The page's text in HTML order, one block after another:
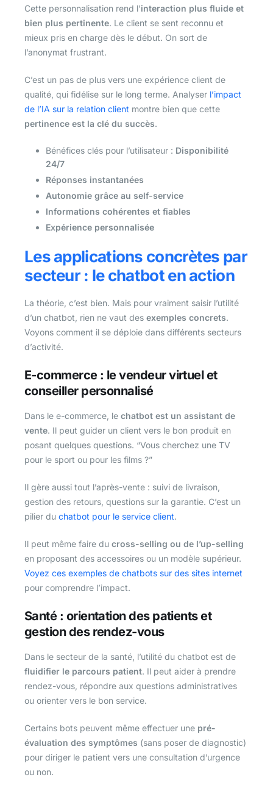
Cette personnalisation rend l’interaction plus fluide et
bien plus pertinente. Le client se sent reconnu et
mieux pris en charge dès le début. On sort de
l’anonymat frustrant.
C’est un pas de plus vers une expérience client de
qualité, qui fidélise sur le long terme. Analyser l’impact
de l’IA sur la relation client montre bien que cette
pertinence est la clé du succès.
Bénéfices clés pour l’utilisateur : Disponibilité
24/7
Réponses instantanées
Autonomie grâce au self-service
Informations cohérentes et fiables
Expérience personnalisée
Les applications concrètes par
secteur : le chatbot en action
La théorie, c’est bien. Mais pour vraiment saisir l’utilité
d’un chatbot, rien ne vaut des exemples concrets.
Voyons comment il se déploie dans différents secteurs
d’activité.
E-commerce : le vendeur virtuel et
conseiller personnalisé
Dans le e-commerce, le chatbot est un assistant de
vente. Il peut guider un client vers le bon produit en
posant quelques questions. “Vous cherchez une TV
pour le sport ou pour les films ?”
Il gère aussi tout l’après-vente : suivi de livraison,
gestion des retours, questions sur la garantie. C’est un
pilier du chatbot pour le service client.
Il peut même faire du cross-selling ou de l’up-selling
en proposant des accessoires ou un modèle supérieur.
Voyez ces exemples de chatbots sur des sites internet
pour comprendre l’impact.
Santé : orientation des patients et
gestion des rendez-vous
Dans le secteur de la santé, l’utilité du chatbot est de
fluidifier le parcours patient. Il peut aider à prendre
rendez-vous, répondre aux questions administratives
ou orienter vers le bon service.
Certains bots peuvent même effectuer une pré-
évaluation des symptômes (sans poser de diagnostic)
pour diriger le patient vers une consultation d’urgence
ou non.